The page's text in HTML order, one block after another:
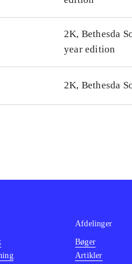
2K, Bethesda
year edition
2K, Bethesda
Afdelinger
Bøger
Artikler